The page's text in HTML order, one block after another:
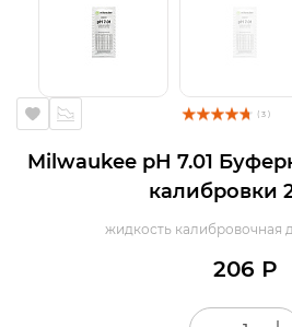
( 3 )
Milwaukee pH 7.01
калибровки
жидкость калибровочная
206 Р